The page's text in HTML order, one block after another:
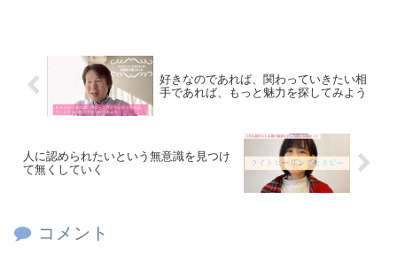
好きなのであれば、関わっていきたい相
手であれば、もっと魅力を探してみよう
人に認められたいという無意識を見つけ
て無くしていく
コメント